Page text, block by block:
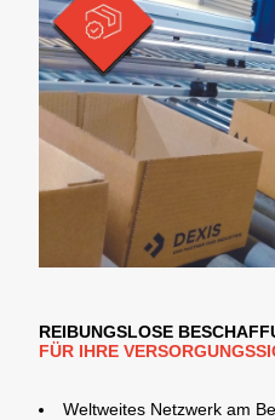
REIBUNGSLOSE
FÜR IHRE
Weltweites Netzwerk am